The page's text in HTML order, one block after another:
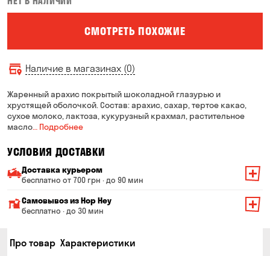
СМОТРЕТЬ ПОХОЖИЕ
Наличие в магазинах (0)
Жаренный арахис покрытый шоколадной глазурью и
хрустящей оболочкой. Состав: арахис, сахар, тертое какао,
сухое молоко, лактоза, кукурузный крахмал, растительное
масло… Подробнее
УСЛОВИЯ ДОСТАВКИ
Доставка курьером
бесплатно от 700 грн · до 90 мин
Минимальная сумма всего заказа — 200 грн
Стоимость доставки зависит от суммы всего заказа:
От 300 до 399 грн
Самовывоз из Hop Hey
бесплатно · до 30 мин
Время сборки заказа — до 30 мин
Про товар Характеристики